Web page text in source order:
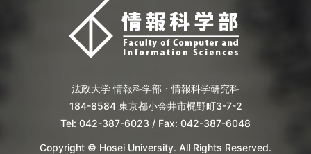
法政大学 情報科学部・情報科学研究科
184-8584 東京都小金井市梶野町3-7-2
Tel: 042-387-6023 / Fax: 042-387-6048
Copyright © Hosei University. All Rights Reserved.